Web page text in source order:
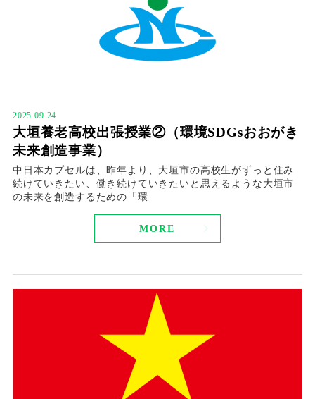
2025.09.24
大垣養老高校出張授業②（環境SDGsおおがき
未来創造事業）
中日本カプセルは、昨年より、大垣市の高校生がずっと住み
続けていきたい、働き続けていきたいと思えるような大垣市
の未来を創造するための「環
MORE